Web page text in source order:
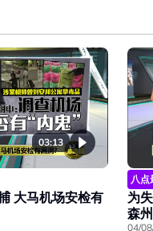
03:13
大马机场安检有
八点
为
森
04/